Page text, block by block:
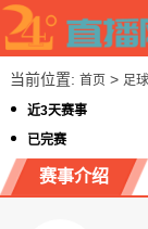
当前位置: 首页> 足
近3天赛事
已完赛
赛事介绍